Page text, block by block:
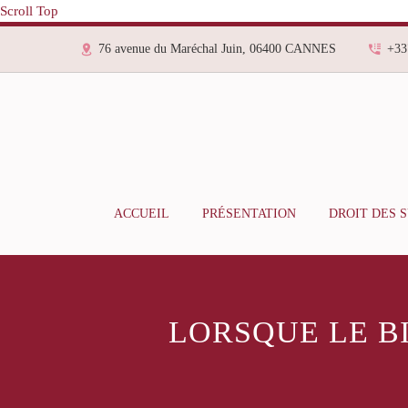
Scroll Top
76 avenue du Maréchal Juin, 06400 CANNES
ACCUEIL PRÉSENTATION DROIT DES
LORSQUE LE